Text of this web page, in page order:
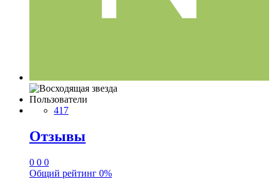
Пользователи
417
Отзывы
0 0 0
Общий рейтинг 0%